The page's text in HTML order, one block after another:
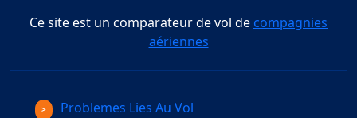
Ce site est un comparateur de vol de compagnies
aériennes
Problemes Lies Au Vol